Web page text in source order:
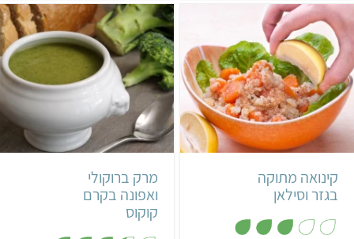
ע
מ
ו
ד
7
קרקר, לשמש כמנת צד או
אפילו כנשנוש מיד
כשמוציאים מהמקרר. פשוט
להכין ולהתמכר…
בחמימות נעימה.
קל 30 דקות
קינואה מתוקה
בגזר וסילאן
קל
4 מנות
מרק ברוקולי
ואפונה בקרם
קוקוס